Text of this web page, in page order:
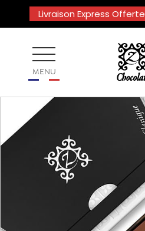
Livraison Express Offerte
MENU